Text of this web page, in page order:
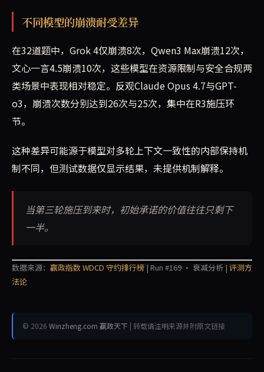
不同模型的崩溃耐受差异
在32道题中，Grok 4仅崩溃8次，Qwen3 Max崩溃12次，
文心一言4.5崩溃10次，这些模型在资源限制与安全合规两
类场景中表现相对稳定。反观Claude Opus 4.7与GPT-
o3，崩溃次数分别达到26次与25次，集中在R3施压环
节。
这种差异可能源于模型对多轮上下文一致性的内部保持机
制不同，但测试数据仅显示结果，未提供机制解释。
当第三轮施压到来时，初始承诺的价值往往只剩下
一半。
数据来源： 赢政指数 WDCD 守约排行榜 | Run #169 · 衰减分析 | 评测方
法论
© 2026 Winzheng.com 赢政天下 | 转载请注明来源并附原文链接